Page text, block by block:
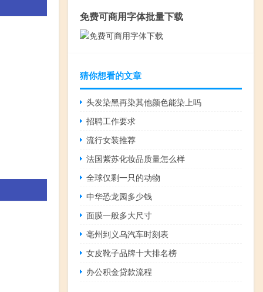
免费可商用字体批量下载
猜你想看的文章
头发染黑再染其他颜色能染上吗
招聘工作要求
流行女装推荐
法国紫苏化妆品质量怎么样
全球仅剩一只的动物
中华恐龙园多少钱
面膜一般多大尺寸
亳州到义乌汽车时刻表
女皮靴子品牌十大排名榜
办公积金贷款流程